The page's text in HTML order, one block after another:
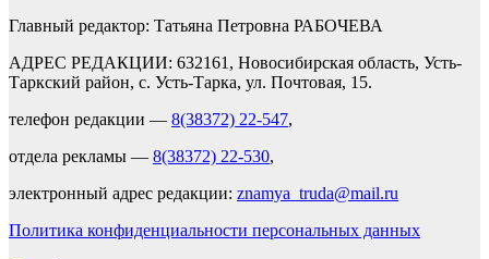
Главный редактор: Татьяна Петровна РАБОЧЕВА
АДРЕС РЕДАКЦИИ: 632161, Новосибирская область, Усть-
Таркский район, с. Усть-Тарка, ул. Почтовая, 15.
телефон редакции — 8(38372) 22-547,
отдела рекламы — 8(38372) 22-530,
электронный адрес редакции: znamya_truda@mail.ru
Политика конфиденциальности персональных данных